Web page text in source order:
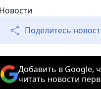
Поделитесь
Добавить в Google,
читать новости